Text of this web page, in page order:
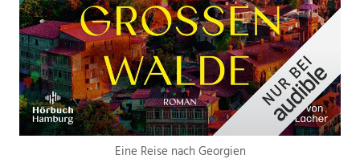
Eine Reise nach Georgien